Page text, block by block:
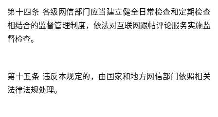
第十四条 各级网信部门应当建立健全日常检查和定期检查
相结合的监督管理制度，依法对互联网跟帖评论服务实施监
督检查。
第十五条 违反本规定的，由国家和地方网信部门依照相关
法律法规处理。